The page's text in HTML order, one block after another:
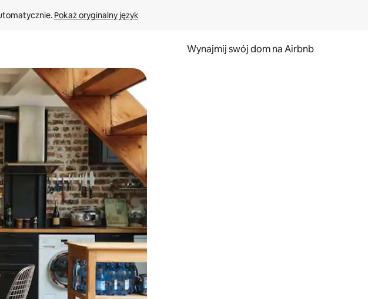
Pokaż oryginalny język
Wynajmij swój dom na Airbnb
w dół lub przeglądać je za pomocą gestów dotykowych lub przesuwania.